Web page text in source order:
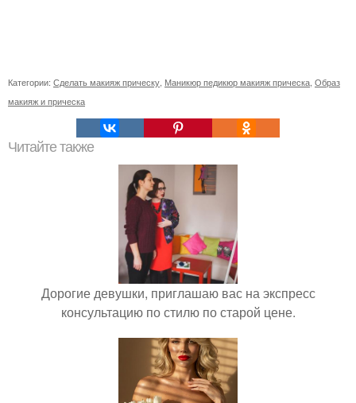
Категории: Сделать макияж прическу Маникюр педикюр макияж прическа Образ
макияж и прическа
Читайте также
Дорогие девушки, приглашаю вас на экспресс
консультацию по стилю по старой цене.